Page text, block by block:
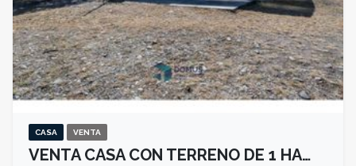
CASA VENTA
VENTA CASA CON TERRENO DE 1 HA…